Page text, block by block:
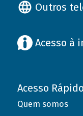
Outros
Acesso à
Acesso Rápido
Quem somos